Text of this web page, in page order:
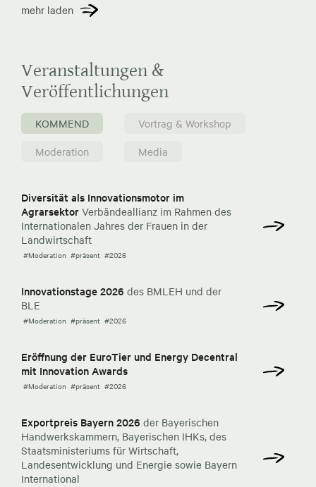
mehr laden
Veranstaltungen &
Veröffentlichungen
KOMMEND
Vortrag & Workshop
Moderation
Media
Diversität als Innovationsmotor im
Agrarsektor Verbändeallianz im Rahmen des
Internationalen Jahres der Frauen in der
Landwirtschaft
#Moderation #präsent #2026
Innovationstage 2026 des BMLEH und der
BLE
#Moderation #präsent #2026
Eröffnung der EuroTier und Energy Decentral
mit Innovation Awards
#Moderation #präsent #2026
Exportpreis Bayern 2026 der Bayerischen
Handwerkskammern, Bayerischen IHKs, des
Staatsministeriums für Wirtschaft,
Landesentwicklung und Energie sowie Bayern
International